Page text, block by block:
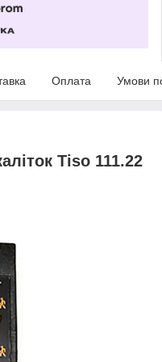
Оплата Умови
Tiso 111.22